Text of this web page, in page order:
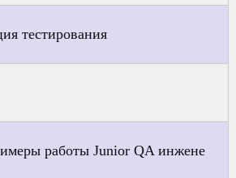
тестирования
работы Junior QA инжене